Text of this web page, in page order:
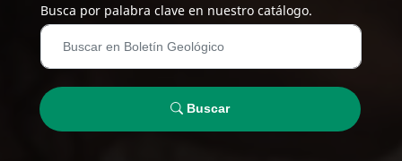
Busca por palabra clave en nuestro catálogo.
Buscar